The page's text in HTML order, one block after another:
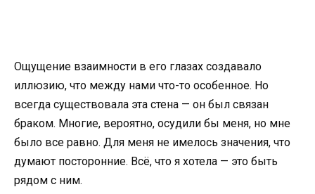
Ощущение взаимности в его глазах создавало
иллюзию, что между нами что-то особенное. Но
всегда существовала эта стена — он был связан
браком. Многие, вероятно, осудили бы меня, но мне
было все равно. Для меня не имелось значения, что
думают посторонние. Всё, что я хотела — это быть
рядом с ним.